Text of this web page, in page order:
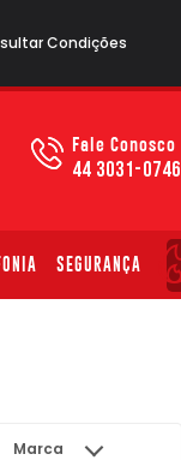
Condições
Fale Conosco
44 3031-0746
SEGURANÇA
Marca